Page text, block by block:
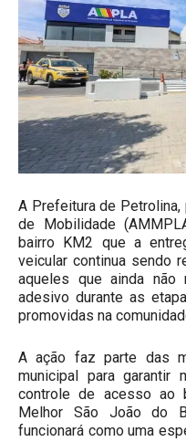
A Prefeitura de Petrolina,
de Mobilidade
bairro KM2 que a
veicular continua sendo
aqueles que ainda não
adesivo durante as
promovidas na
A ação faz parte das
municipal para garantir
controle de acesso ao
Melhor São João do
funcionará como uma